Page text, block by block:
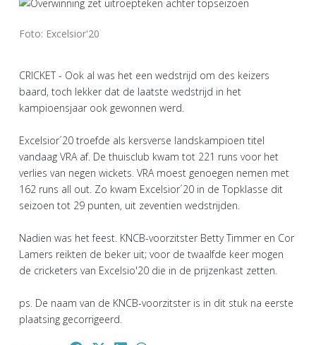
Foto: Excelsior'20
CRICKET - Ook al was het een wedstrijd om des keizers
baard, toch lekker dat de laatste wedstrijd in het
kampioensjaar ook gewonnen werd.
Excelsior´20 troefde als kersverse landskampioen titel
vandaag VRA af. De thuisclub kwam tot 221 runs voor het
verlies van negen wickets. VRA moest genoegen nemen met
162 runs all out. Zo kwam Excelsior´20 in de Topklasse dit
seizoen tot 29 punten, uit zeventien wedstrijden.
Nadien was het feest. KNCB-voorzitster Betty Timmer en Cor
Lamers reikten de beker uit; voor de twaalfde keer mogen
de cricketers van Excelsio'20 die in de prijzenkast zetten.
ps. De naam van de KNCB-voorzitster is in dit stuk na eerste
plaatsing gecorrigeerd.